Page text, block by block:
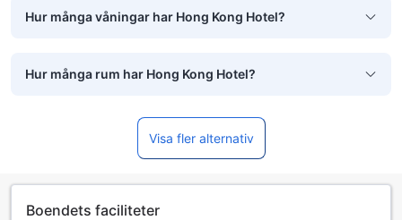
Hur många våningar har Hong Kong Hotel?
Hur många rum har Hong Kong Hotel?
Visa fler alternativ
Boendets faciliteter